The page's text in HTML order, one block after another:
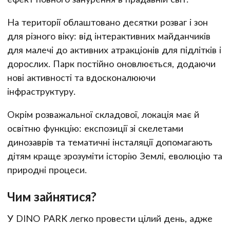
На території облаштовано десятки розваг і зон
для різного віку: від інтерактивних майданчиків
для малечі до активних атракціонів для підлітків і
дорослих. Парк постійно оновлюється, додаючи
нові активності та вдосконалюючи
інфраструктуру.
Окрім розважальної складової, локація має й
освітню функцію: експозиції зі скелетами
динозаврів та тематичні інсталяції допомагають
дітям краще зрозуміти історію Землі, еволюцію та
природні процеси.
Чим зайнятися?
У DINO PARK легко провести цілий день, адже